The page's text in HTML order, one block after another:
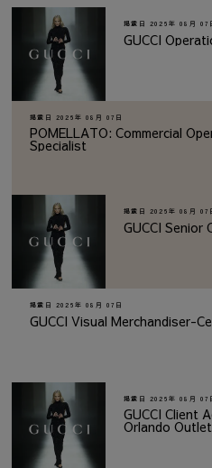
掲載日 2026年 08月 07
GUCCI
掲載日 2026年 08月 07日
POMELLATO: Commercial
Specialist
掲載日 2026年 08月 07
GUCCI
掲載日 2026年 08月 07日
GUCCI Visual Merchandiser-
掲載日 2026年 08月 07
GUCCI Client
Orlando Outlet